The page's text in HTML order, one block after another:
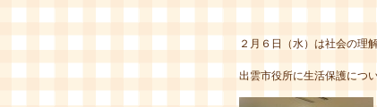
２月６日（水）は社会の理
出雲市役所に生活保護につ